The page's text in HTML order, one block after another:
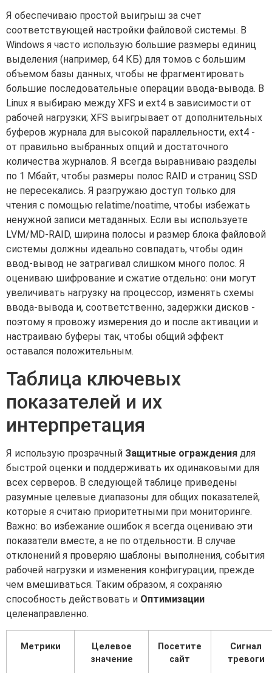
Я обеспечиваю простой выигрыш за счет
соответствующей настройки файловой системы. В
Windows я часто использую большие размеры единиц
выделения (например, 64 КБ) для томов с большим
объемом базы данных, чтобы не фрагментировать
большие последовательные операции ввода-вывода. В
Linux я выбираю между XFS и ext4 в зависимости от
рабочей нагрузки; XFS выигрывает от дополнительных
буферов журнала для высокой параллельности, ext4 -
от правильно выбранных опций и достаточного
количества журналов. Я всегда выравниваю разделы
по 1 Мбайт, чтобы размеры полос RAID и страниц SSD
не пересекались. Я разгружаю доступ только для
чтения с помощью relatime/noatime, чтобы избежать
ненужной записи метаданных. Если вы используете
LVM/MD-RAID, ширина полосы и размер блока файловой
системы должны идеально совпадать, чтобы один
ввод-вывод не затрагивал слишком много полос. Я
оцениваю шифрование и сжатие отдельно: они могут
увеличивать нагрузку на процессор, изменять схемы
ввода-вывода и, соответственно, задержки дисков -
поэтому я провожу измерения до и после активации и
настраиваю буферы так, чтобы общий эффект
оставался положительным.
Таблица ключевых
показателей и их
интерпретация
Я использую прозрачный Защитные ограждения для
быстрой оценки и поддерживать их одинаковыми для
всех серверов. В следующей таблице приведены
разумные целевые диапазоны для общих показателей,
которые я считаю приоритетными при мониторинге.
Важно: во избежание ошибок я всегда оцениваю эти
показатели вместе, а не по отдельности. В случае
отклонений я проверяю шаблоны выполнения, события
рабочей нагрузки и изменения конфигурации, прежде
чем вмешиваться. Таким образом, я сохраняю
способность действовать и Оптимизации
целенаправленно.
Метрики
Целевое
значение
Посетите
сайт
Сигнал
тревоги